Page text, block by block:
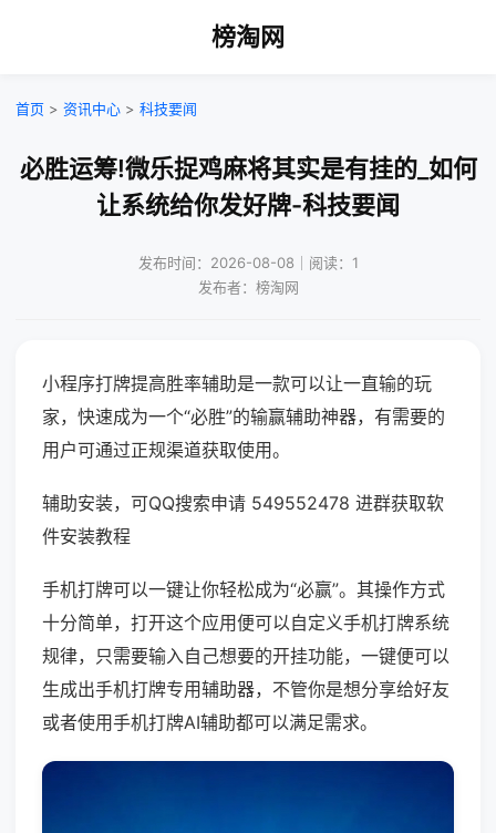
榜淘网
首页 > 资讯中心 > 科技要闻
必胜运筹!微乐捉鸡麻将其实是有挂的_如何
让系统给你发好牌-科技要闻
发布时间：2026-08-08｜阅读：1
发布者：榜淘网
小程序打牌提高胜率辅助是一款可以让一直输的玩
家，快速成为一个“必胜”的输赢辅助神器，有需要的
用户可通过正规渠道获取使用。
辅助安装，可QQ搜索申请 549552478 进群获取软
件安装教程
手机打牌可以一键让你轻松成为“必赢”。其操作方式
十分简单，打开这个应用便可以自定义手机打牌系统
规律，只需要输入自己想要的开挂功能，一键便可以
生成出手机打牌专用辅助器，不管你是想分享给好友
或者使用手机打牌AI辅助都可以满足需求。